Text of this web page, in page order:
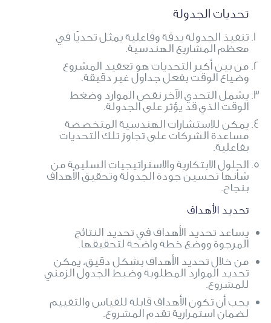
تحديات الجدولة
تنفيذ الجدولة بدقة وفاعلية يمثل تحديًا في
معظم المشاريع الهندسية.
من بين أكبر التحديات هو تعقيد المشروع
وضياع الوقت بفعل جداول غير دقيقة.
يشمل التحدي الآخر نقص الموارد وضغط
الوقت الذي قد يؤثر على الجدولة.
يمكن للاستشارات الهندسية المتخصصة
مساعدة الشركات على تجاوز تلك التحديات
بفاعلية.
الحلول الابتكارية والاستراتيجيات السليمة من
شأنها تحسين جودة الجدولة وتحقيق الأهداف
بنجاح.
تحديد الأهداف
يساعد تحديد الأهداف في تحديد النتائج
المرجوة ووضع خطة واضحة لتحقيقها.
من خلال تحديد الأهداف بشكل دقيق، يمكن
تحديد الموارد المطلوبة وضبط الجدول الزمني
للمشروع.
يجب أن تكون الأهداف قابلة للقياس والتقييم
لضمان استمرارية تقدم المشروع.